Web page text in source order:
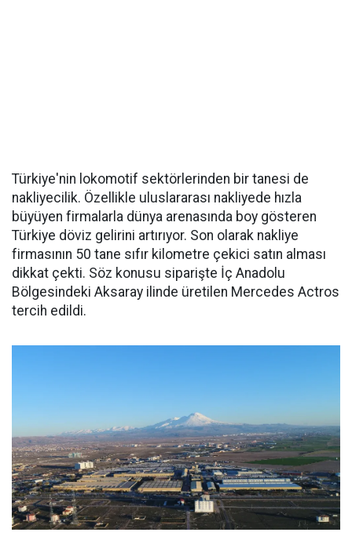
Türkiye'nin lokomotif sektörlerinden bir tanesi de
nakliyecilik. Özellikle uluslararası nakliyede hızla
büyüyen firmalarla dünya arenasında boy gösteren
Türkiye döviz gelirini artırıyor. Son olarak nakliye
firmasının 50 tane sıfır kilometre çekici satın alması
dikkat çekti. Söz konusu siparişte İç Anadolu
Bölgesindeki Aksaray ilinde üretilen Mercedes Actros
tercih edildi.